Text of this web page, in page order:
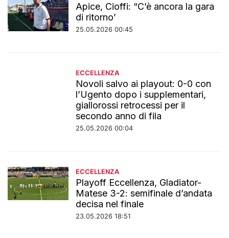
Apice, Cioffi: “C’è ancora la gara
di ritorno’
25.05.2026 00:45
ECCELLENZA
Novoli salvo ai playout: 0-0 con
l’Ugento dopo i supplementari,
giallorossi retrocessi per il
secondo anno di fila
25.05.2026 00:04
ECCELLENZA
Playoff Eccellenza, Gladiator-
Matese 3-2: semifinale d’andata
decisa nel finale
23.05.2026 18:51